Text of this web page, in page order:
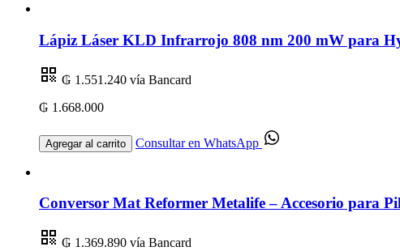
Lápiz Láser KLD Infrarrojo 808 nm 200 mW para
₲ 1.551.240 vía Bancard
₲ 1.668.000
Agregar al carrito Consultar en WhatsApp
Conversor Mat Reformer Metalife – Accesorio para
₲ 1.369.890 vía Bancard